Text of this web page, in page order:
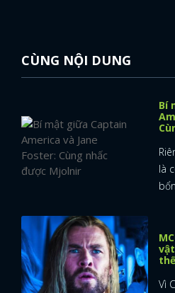
CÙNG NỘI DUNG
Bí
là
Vì